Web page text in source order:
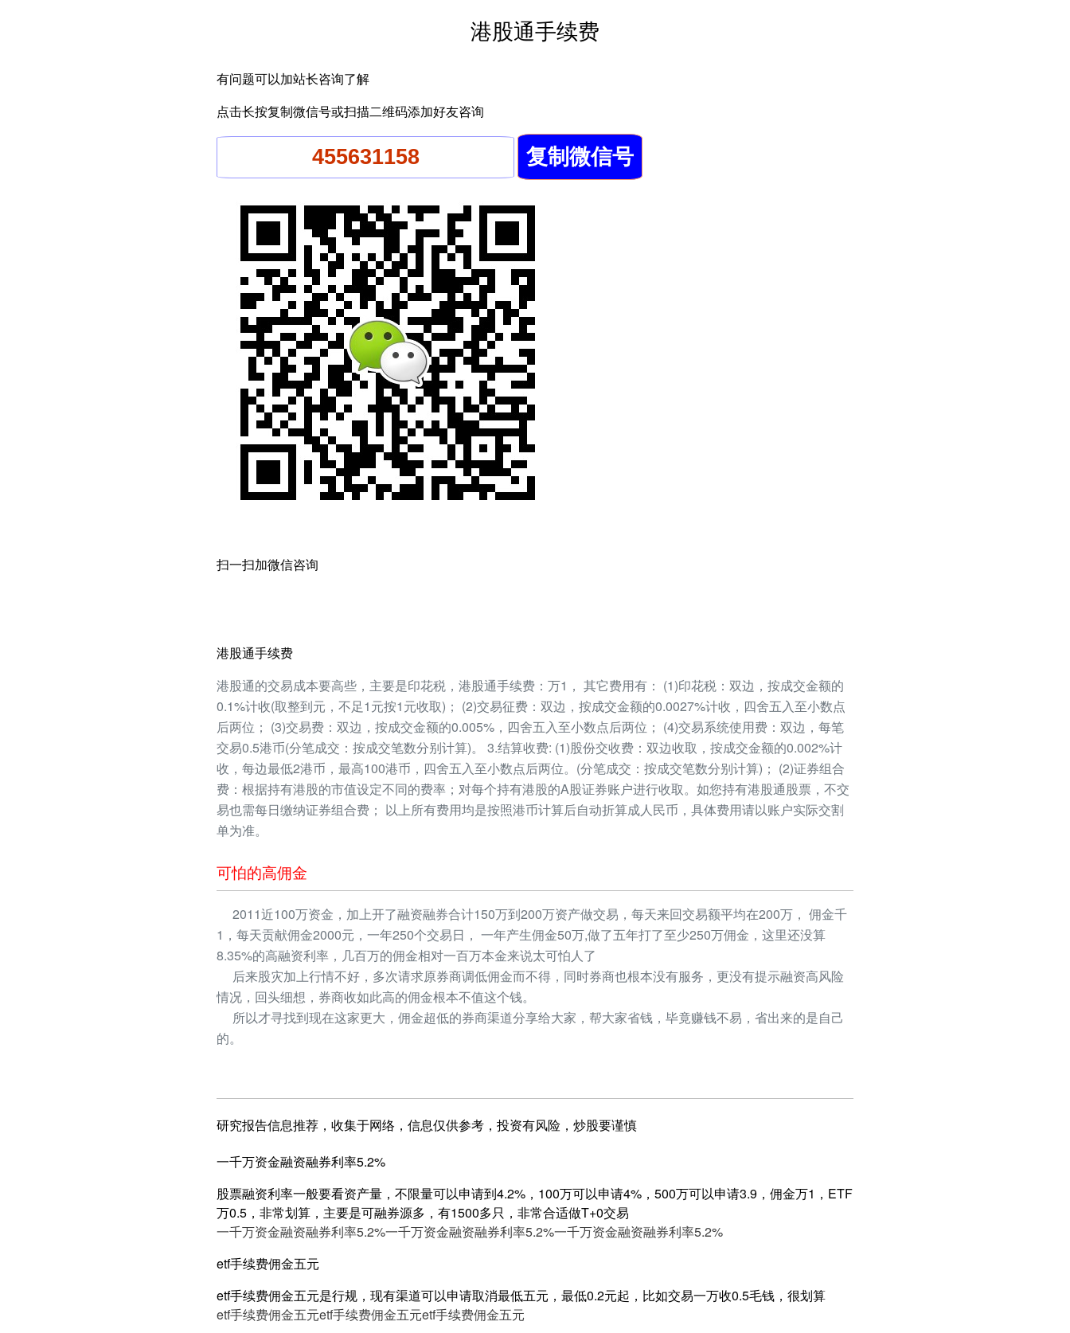
港股通手续费
有问题可以加站长咨询了解
点击长按复制微信号或扫描二维码添加好友咨询
扫一扫加微信咨询
港股通手续费
港股通的交易成本要高些，主要是印花税，港股通手续费：万1， 其它费用有： (1)印花税：双边，按成交金额的
0.1%计收(取整到元，不足1元按1元收取)； (2)交易征费：双边，按成交金额的0.0027%计收，四舍五入至小数点
后两位； (3)交易费：双边，按成交金额的0.005%，四舍五入至小数点后两位； (4)交易系统使用费：双边，每笔
交易0.5港币(分笔成交：按成交笔数分别计算)。 3.结算收费: (1)股份交收费：双边收取，按成交金额的0.002%计
收，每边最低2港币，最高100港币，四舍五入至小数点后两位。(分笔成交：按成交笔数分别计算)； (2)证券组合
费：根据持有港股的市值设定不同的费率；对每个持有港股的A股证券账户进行收取。如您持有港股通股票，不交
易也需每日缴纳证券组合费； 以上所有费用均是按照港币计算后自动折算成人民币，具体费用请以账户实际交割
单为准。
可怕的高佣金
2011近100万资金，加上开了融资融券合计150万到200万资产做交易，每天来回交易额平均在200万， 佣金千
1，每天贡献佣金2000元，一年250个交易日， 一年产生佣金50万,做了五年打了至少250万佣金，这里还没算
8.35%的高融资利率，几百万的佣金相对一百万本金来说太可怕人了
后来股灾加上行情不好，多次请求原券商调低佣金而不得，同时券商也根本没有服务，更没有提示融资高风险
情况，回头细想，券商收如此高的佣金根本不值这个钱。
所以才寻找到现在这家更大，佣金超低的券商渠道分享给大家，帮大家省钱，毕竟赚钱不易，省出来的是自己
的。
研究报告信息推荐，收集于网络，信息仅供参考，投资有风险，炒股要谨慎
一千万资金融资融券利率5.2%
股票融资利率一般要看资产量，不限量可以申请到4.2%，100万可以申请4%，500万可以申请3.9，佣金万1，ETF
万0.5，非常划算，主要是可融券源多，有1500多只，非常合适做T+0交易
一千万资金融资融券利率5.2%一千万资金融资融券利率5.2%一千万资金融资融券利率5.2%
etf手续费佣金五元
etf手续费佣金五元是行规，现有渠道可以申请取消最低五元，最低0.2元起，比如交易一万收0.5毛钱，很划算
etf手续费佣金五元etf手续费佣金五元etf手续费佣金五元